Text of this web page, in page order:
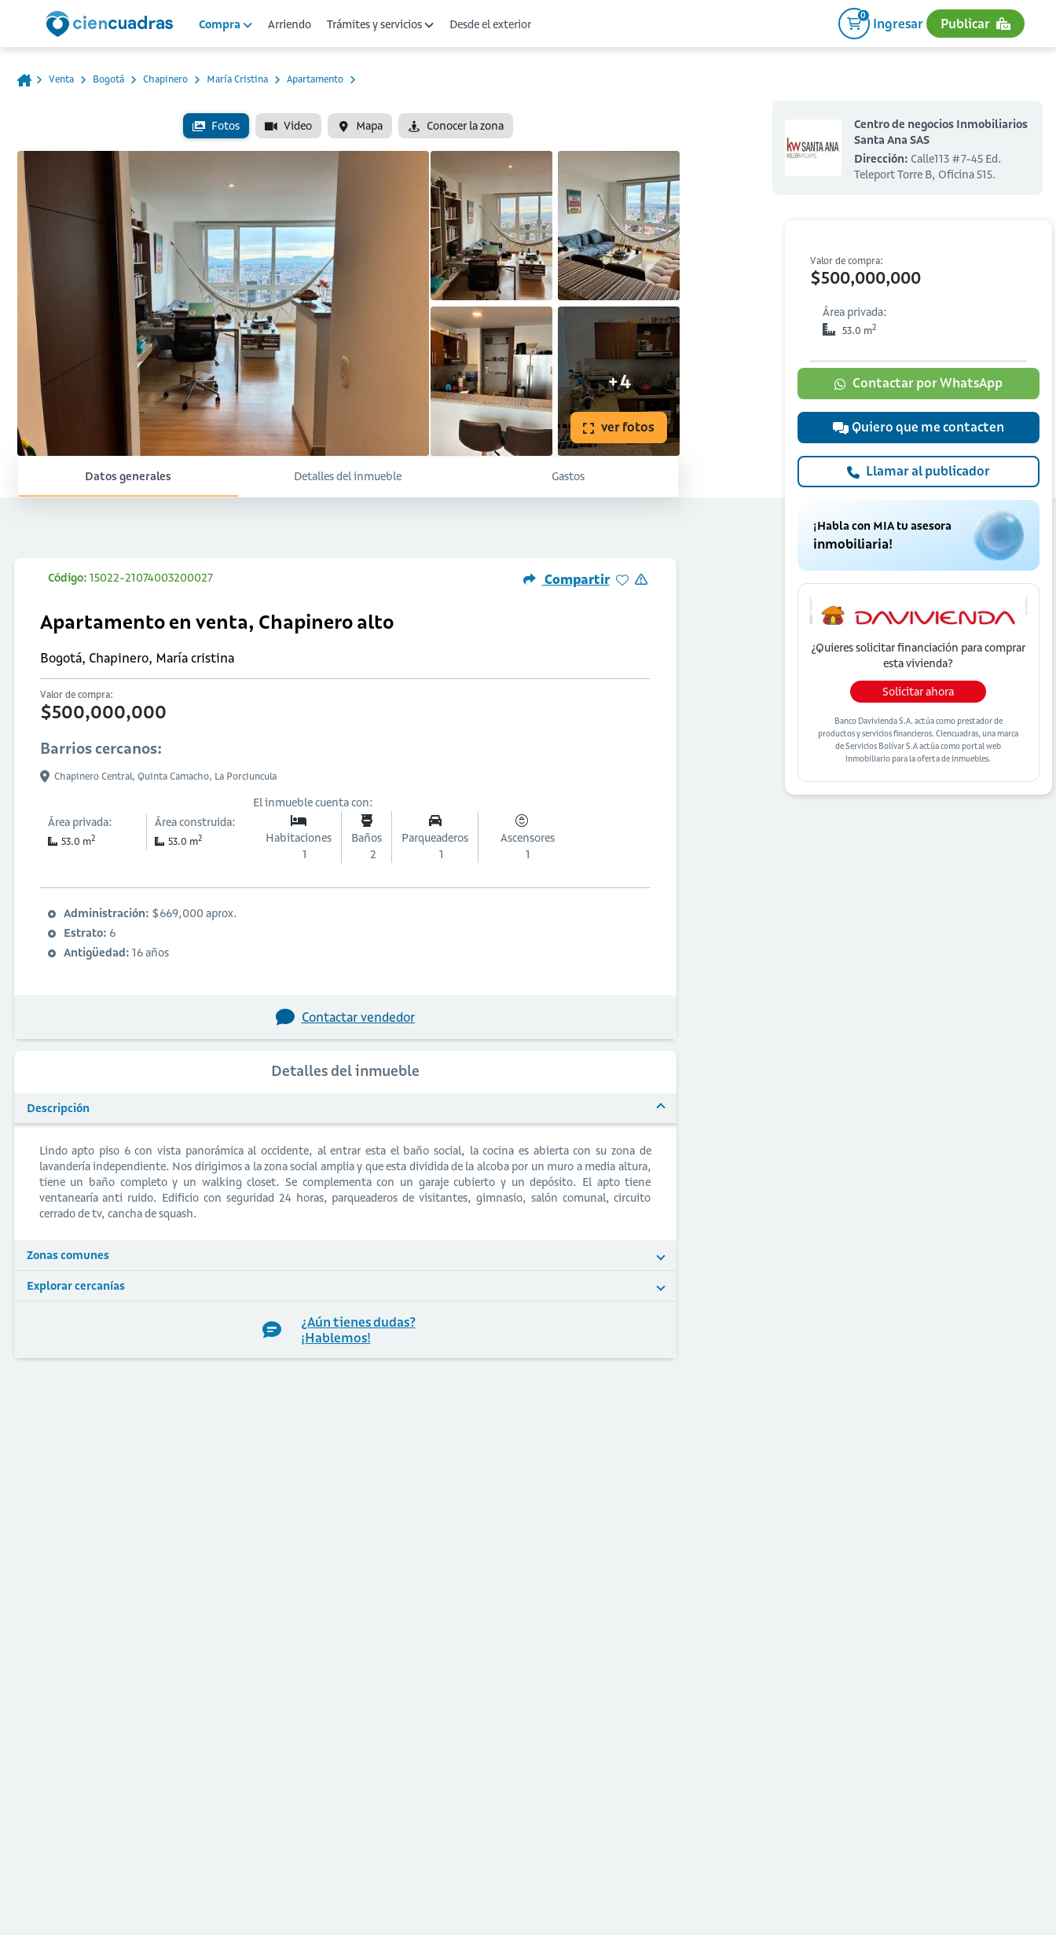
Compra Arriendo Trámites y servicios Desde el exterior
0
Ingresar Publicar
Venta Bogotá Chapinero María Cristina Apartamento
Fotos Video Mapa Conocer la zona
+4
ver fotos
Centro de negocios Inmobiliarios
Santa Ana SAS
Dirección: ​Calle113 #7-45 Ed.
Teleport Torre B, Oficina 515.
Valor de compra:
$500,000,000
Área privada:
53.0 m2
Contactar por WhatsApp
Quiero que me contacten
Llamar al publicador
¡Habla con MIA tu asesora
inmobiliaria!
¿Quieres solicitar financiación paracomprar
esta vivienda?
Solicitar ahora
Banco Davivienda S.A. actúa como prestador de
productos y servicios financieros. Ciencuadras, una marca
de Servicios Bolívar S.A actúa como portal web
inmobiliario para la oferta de inmuebles.
Datos generales Detalles del inmueble Gastos
Código: 15022-21074003200027 Compartir
Apartamento en venta, Chapinero alto
Bogotá, Chapinero, María cristina
Valor de compra:
$500,000,000
Barrios cercanos:
Chapinero Central, Quinta Camacho, La Porciuncula
Área privada:
53.0 m2
Área construida:
53.0 m2
El inmueble cuenta con:
Habitaciones
1
Baños
2
Parqueaderos
1
Ascensores
1
Administración: $669,000 aprox.
Estrato: 6
Antigüedad: 16 años
Contactar vendedor
Detalles del inmueble
Descripción
Lindo apto piso 6 con vista panorámica al occidente, al entrar esta el baño social, la cocina es abierta con su zona de
lavandería independiente. Nos dirigimos a la zona social amplia y que esta dividida de la alcoba por un muro a media altura,
tiene un baño completo y un walking closet. Se complementa con un garaje cubierto y un depósito. El apto tiene
ventanearía anti ruido. Edificio con seguridad 24 horas, parqueaderos de visitantes, gimnasio, salón comunal, circuito
cerrado de tv, cancha de squash.
Zonas comunes
Explorar cercanías
¿Aún tienes dudas?
¡Hablemos!